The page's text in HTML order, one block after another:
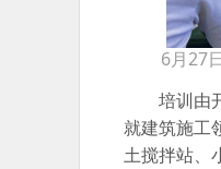
6月27
培训由
就建筑施工
土搅拌站、